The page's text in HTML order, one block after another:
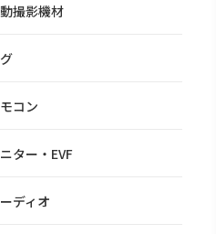
撮影機材
コン
ター・EVF
ディオ